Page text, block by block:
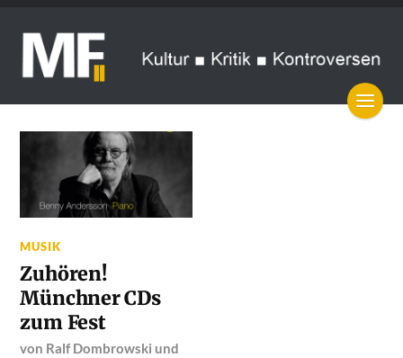
MUSIK
Zuhören!
Münchner CDs
zum Fest
von Ralf Dombrowski und